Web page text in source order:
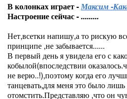
В колонках играет -Максим -
Настроение сейчас -.........
Нет,всетки напишу,а то рискую
принципе ,не забывается......
В первый день я увидела его с
кобылой(впоследствии
не верю..!),поэтому когда его
танцевать,для меня это было
отомстить.Представляю ,что он